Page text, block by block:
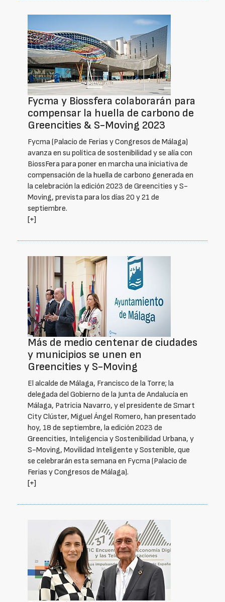
Fycma y Biossfera colaborarán para
compensar la huella de carbono de
Greencities & S-Moving 2023
Fycma (Palacio de Ferias y Congresos de Málaga)
avanza en su política de sostenibilidad y se alía con
BiossFera para poner en marcha una iniciativa de
compensación de la huella de carbono generada en
la celebración la edición 2023 de Greencities y S-
Moving, prevista para los días 20 y 21 de
septiembre.
[+]
Más de medio centenar de ciudades
y municipios se unen en
Greencities y S-Moving
El alcalde de Málaga, Francisco de la Torre; la
delegada del Gobierno de la Junta de Andalucía en
Málaga, Patricia Navarro, y el presidente de Smart
City Clúster, Miguel Ángel Romero, han presentado
hoy, 18 de septiembre, la edición 2023 de
Greencities, Inteligencia y Sostenibilidad Urbana, y
S-Moving, Movilidad Inteligente y Sostenible, que
se celebrarán esta semana en Fycma (Palacio de
Ferias y Congresos de Málaga).
[+]